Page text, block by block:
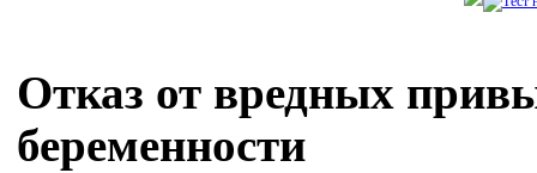
Отказ от вредных
беременности